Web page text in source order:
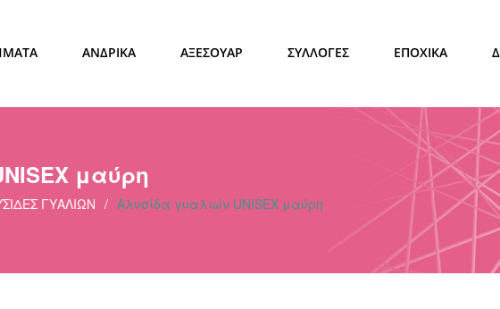
ΑΝΔΡΙΚΑ ΑΞΕΣΟΥΑΡ ΣΥΛΛΟΓΕΣ ΕΠΟΧΙΚΑ
μαύρη
ΓΥΑΛΙΩΝ / Αλυσίδα γυαλιών UNISEX μαύρη